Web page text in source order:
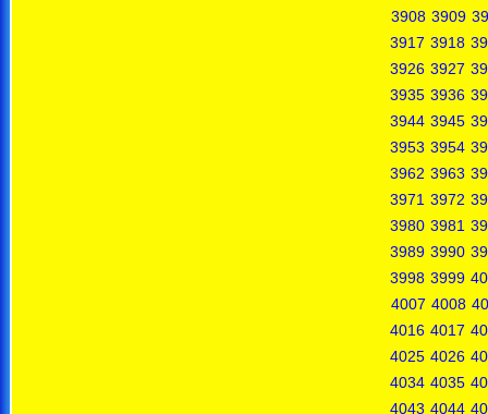
3908 3909
3917 3918
3926 3927
3935 3936
3944 3945
3953 3954
3962 3963
3971 3972
3980 3981
3989 3990
3998 3999
4007 4008
4016 4017
4025 4026
4034 4035
4043 4044